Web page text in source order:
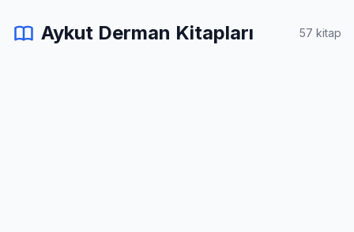
Aykut Derman Kitapları 57 kitap